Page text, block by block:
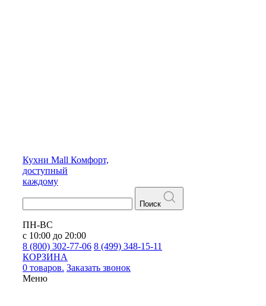
Кухни Mall Комфорт,
доступный
каждому
Поиск
ПН-ВС
с 10:00 до 20:00
8 (800) 302-77-06 8 (499) 348-15-11
КОРЗИНА
0 товаров. Заказать звонок
Меню